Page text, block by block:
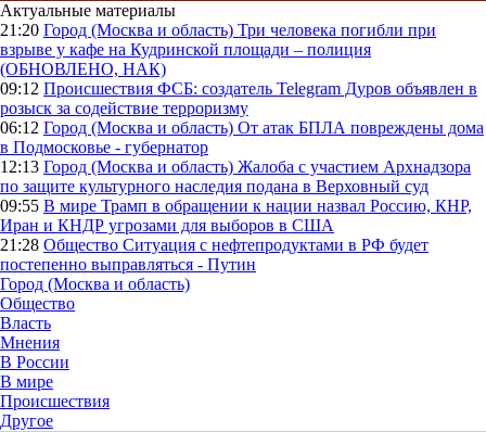
Актуальные материалы
21:20 Город (Москва и область) Три человека погибли при
взрыве у кафе на Кудринской площади – полиция
(ОБНОВЛЕНО, НАК)
09:12 Происшествия ФСБ: создатель Telegram Дуров объявлен в
розыск за содействие терроризму
06:12 Город (Москва и область) От атак БПЛА повреждены дома
в Подмосковье - губернатор
12:13 Город (Москва и область) Жалоба с участием Архнадзора
по защите культурного наследия подана в Верховный суд
09:55 В мире Трамп в обращении к нации назвал Россию, КНР,
Иран и КНДР угрозами для выборов в США
21:28 Общество Ситуация с нефтепродуктами в РФ будет
постепенно выправляться - Путин
Город (Москва и область)
Общество
Власть
Мнения
В России
В мире
Происшествия
Другое